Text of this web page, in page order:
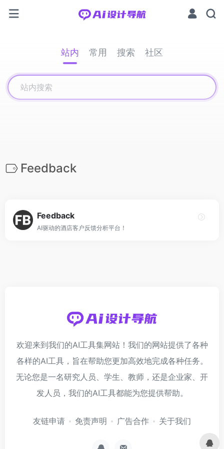
站内 常用 搜索 社区
Feedback
Feedback
AI驱动的酒店客户反馈分析平台！
欢迎来到我们的AI工具集网站！我们的网站提供了各种
各样的AI工具，旨在帮助您更加高效地完成各种任务。
无论您是一名研究人员、学生、教师，还是企业家、开
发人员，我们的AI工具都能为您提供帮助。
友链申请 免责声明 广告合作 关于我们